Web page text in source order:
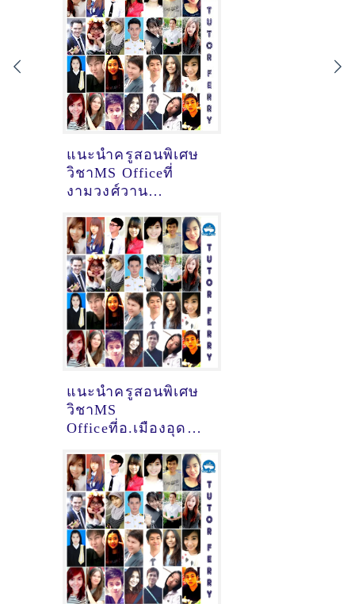
แนะนำครูสอนพิเศษ
วิชาMS Officeที่
งามวงศ์วาน
2021]
แนะนำครูสอนพิเศษ
วิชาMS
Officeที่อ.เมืองอุดร
2021]